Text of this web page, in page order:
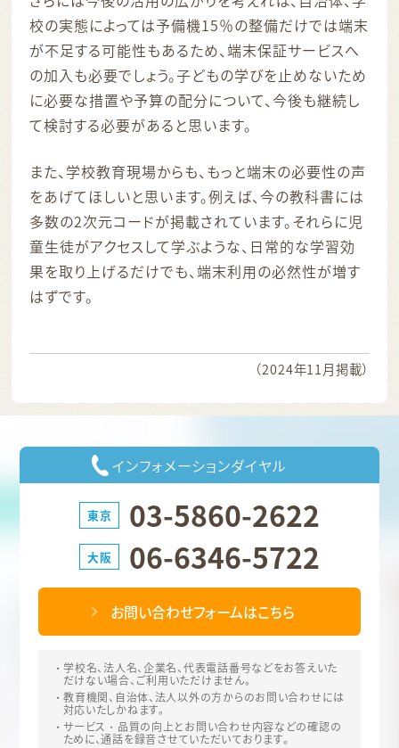
校の実態によっては予備機15％の整備だけでは端末
が不足する可能性もあるため、端末保証サービスへ
の加入も必要でしょう。子どもの学びを止めないため
に必要な措置や予算の配分について、今後も継続し
て検討する必要があると思います。
また、学校教育現場からも、もっと端末の必要性の声
をあげてほしいと思います。例えば、今の教科書には
多数の2次元コードが掲載されています。それらに児
童生徒がアクセスして学ぶような、日常的な学習効
果を取り上げるだけでも、端末利用の必然性が増す
はずです。
（2024年11月掲載）
インフォメーションダイヤル
東京 03-5860-2622
大阪 06-6346-5722
お問い合わせフォームはこちら
学校名、法人名、企業名、代表電話番号などをお答えいた
だけない場合、ご利用いただけません。
教育機関、自治体、法人以外の方からのお問い合わせには
対応いたしかねます。
サービス・品質の向上とお問い合わせ内容などの確認の
ために、通話を録音させていただいております。